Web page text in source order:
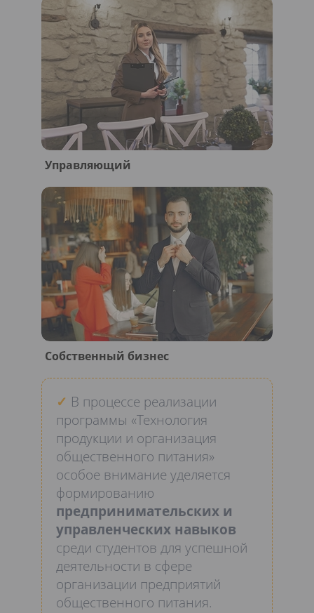
Управляющий
Собственный бизнес
✓ В процессе реализации
программы «Технология
продукции и организация
общественного питания»
особое внимание уделяется
формированию
предпринимательских и
управленческих навыков
среди студентов для успешной
деятельности в сфере
организации предприятий
общественного питания.